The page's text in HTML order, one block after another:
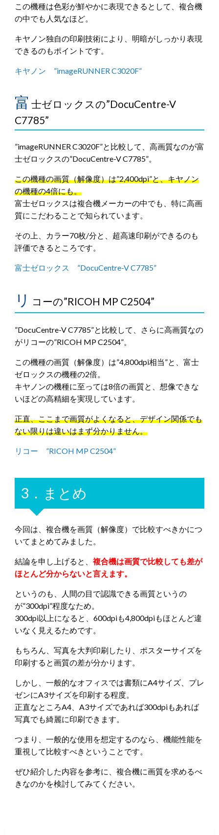
この機種は色彩が鮮やかに表現できるとして、複合機
の中でも人気なほど。
キヤノン独自の印刷技術により、明暗がしっかり表現
できるのもポイントです。
キヤノン ”imageRUNNER C3020F”
富 士ゼロックスの”DocuCentre-V
C7785”
”imageRUNNER C3020F”と比較して、高画質なのが富
士ゼロックスの”DocuCentre-V C7785”。
この機種の画質（解像度）は”2,400dpi”と、キヤノン
の機種の4倍にも。
富士ゼロックスは複合機メーカーの中でも、特に高画
質にこだわることで知られています。
その上、カラー70枚/分と、超高速印刷ができるのも
評価できるところです。
富士ゼロックス ”DocuCentre-V C7785”
リ コーの”RICOH MP C2504”
”DocuCentre-V C7785”と比較して、さらに高画質なの
がリコーの”RICOH MP C2504”。
この機種の画質（解像度）は”4,800dpi相当”と、富士
ゼロックスの機種の2倍。
キヤノンの機種に至っては8倍の画質と、想像できな
いほどの高精細を実現しています。
正直、ここまで画質がよくなると、デザイン関係でも
ない限りは違いはまず分かりません。
リコー ”RICOH MP C2504”
3．まとめ
今回は、複合機を画質（解像度）で比較すべきかにつ
いてまとめてみました。
結論を申し上げると、 複合機は画質で比較しても差が
ほとんど分からないと言えます。
というのも、人間の目で認識できる画質というの
が”300dpi”程度なため。
300dpi以上になると、600dpiも4,800dpiもほとんど違
いなく見えるためです。
もちろん、写真を大判印刷したり、ポスターサイズを
印刷すると画質の差が分かります。
しかし、一般的なオフィスでは書類にA4サイズ、プレ
ゼンにA3サイズを印刷する程度。
正直なところA4、A3サイズであれば300dpiもあれば
写真でも綺麗に印刷できます。
つまり、一般的な使用を想定するのなら、機能性能を
重視して比較すべきということです。
ぜひ紹介した内容を参考に、複合機に画質を求めるべ
きなのかを検討してみてください。